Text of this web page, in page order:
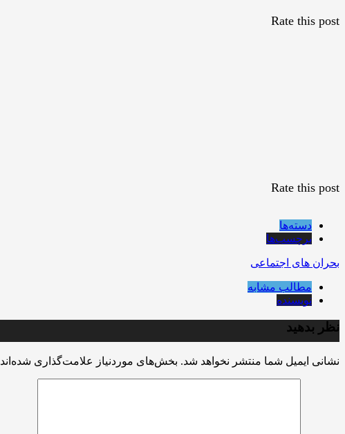
Rate this post
Rate this post
دسته‌ها
برچسب‌ها
بحران های اجتماعی
مطالب مشابه
نویسنده
نظر بدهید
نشانی ایمیل شما منتشر نخواهد شد. بخش‌های موردنیاز علامت‌گذاری شده‌اند